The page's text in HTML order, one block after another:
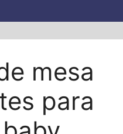
mesa
para